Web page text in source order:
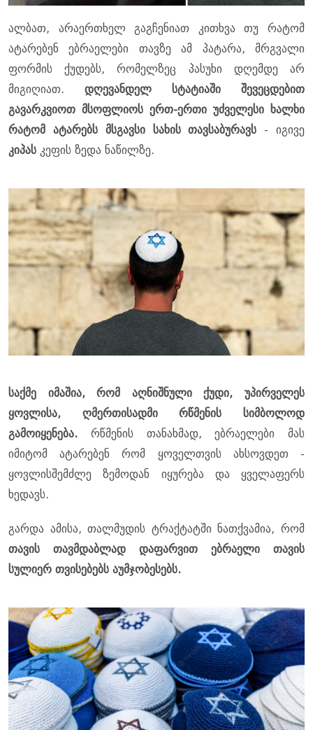
ალბათ, არაერთხელ გაგჩენიათ კითხვა თუ რატომ
ატარებენ ებრაელები თავზე ამ პატარა, მრგვალი
ფორმის ქუდებს, რომელზეც პასუხი დღემდე არ
მიგიღიათ. დღევანდელ სტატიაში შევეცდებით
გავარკვიოთ მსოფლიოს ერთ-ერთი უძველესი ხალხი
რატომ ატარებს მსგავსი სახის თავსაბურავს - იგივე
კიპას კეფის ზედა ნაწილზე.
საქმე იმაშია, რომ აღნიშნული ქუდი, უპირველეს
ყოვლისა, ღმერთისადმი რწმენის სიმბოლოდ
გამოიყენება. რწმენის თანახმად, ებრაელები მას
იმიტომ ატარებენ რომ ყოველთვის ახსოვდეთ -
ყოვლისშემძლე ზემოდან იყურება და ყველაფერს
ხედავს.
გარდა ამისა, თალმუდის ტრაქტატში ნათქვამია, რომ
თავის თავმდაბლად დაფარვით ებრაელი თავის
სულიერ თვისებებს აუმჯობესებს.